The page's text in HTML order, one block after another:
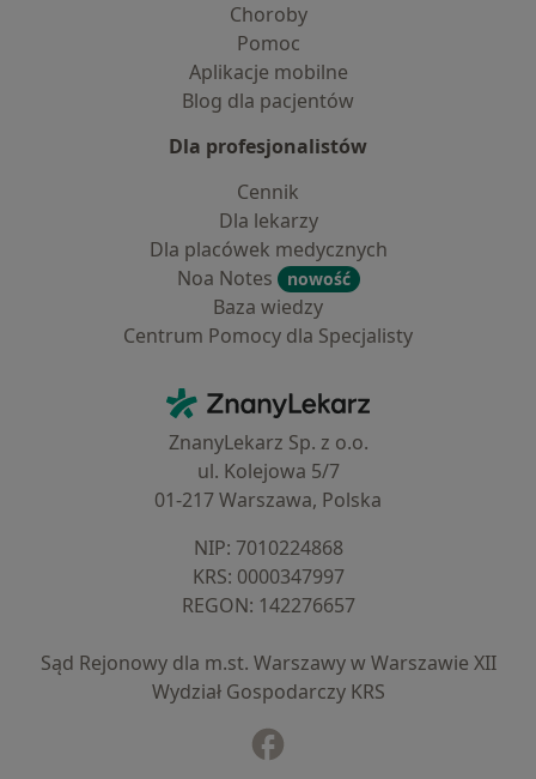
Choroby
Pomoc
Aplikacje mobilne
Blog dla pacjentów
Dla profesjonalistów
Cennik
Dla lekarzy
Dla placówek medycznych
Noa Notes
nowość
Baza wiedzy
Centrum Pomocy dla Specjalisty
ZnanyLekarz - Strona główna
ZnanyLekarz Sp. z o.o.
ul. Kolejowa 5/7
01-217 Warszawa, Polska
NIP: ⁠7010224868
KRS: ⁠0000347997
REGON: ⁠142276657
Sąd Rejonowy dla m.st. Warszawy w Warszawie XII
Wydział Gospodarczy KRS